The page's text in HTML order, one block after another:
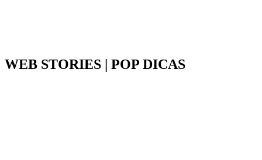
WEB STORIES | POP DICAS